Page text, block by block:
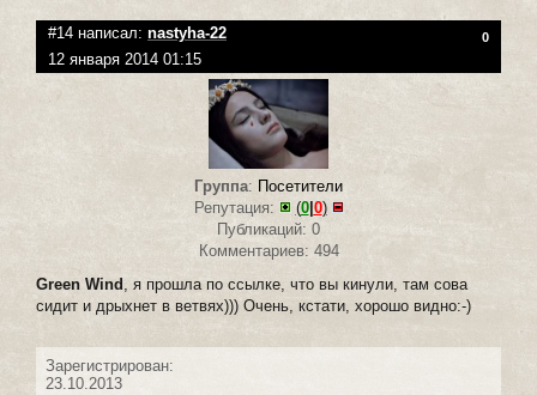
#14 написал: nastyha-22 0
12 января 2014 01:15
Группа: Посетители
Репутация:
(0| 0)
Публикаций: 0
Комментариев: 494
Green Wind , я прошла по ссылке, что вы кинули, там сова
сидит и дрыхнет в ветвях))) Очень, кстати, хорошо видно:-)
Зарегистрирован:
23.10.2013